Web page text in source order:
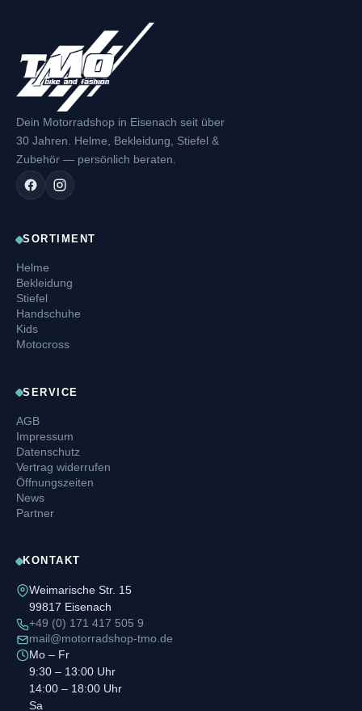
Dein Motorradshop in Eisenach seit über
30 Jahren. Helme, Bekleidung, Stiefel &
Zubehör — persönlich beraten.
SORTIMENT
Helme
Bekleidung
Stiefel
Handschuhe
Kids
Motocross
SERVICE
AGB
Impressum
Datenschutz
Vertrag widerrufen
Öffnungszeiten
News
Partner
KONTAKT
Weimarische Str. 15
99817 Eisenach
+49 (0) 171 417 505 9
mail@motorradshop-tmo.de
Mo – Fr
9:30 – 13:00 Uhr
14:00 – 18:00 Uhr
Sa